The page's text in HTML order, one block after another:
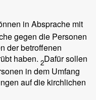
in Absprache mit
gegen die Personen
der betroffenen
haben. 2Dafür sollen
in dem Umfang
auf die kirchlichen